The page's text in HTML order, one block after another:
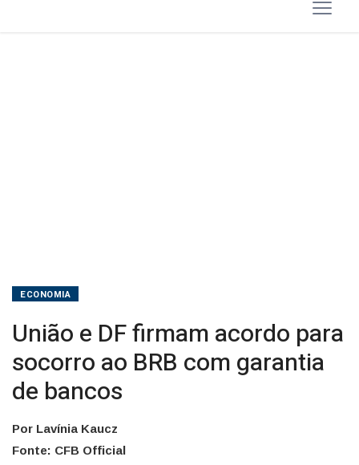
ECONOMIA
União e DF firmam acordo para
socorro ao BRB com garantia
de bancos
Por Lavínia Kaucz
Fonte: CFB Official